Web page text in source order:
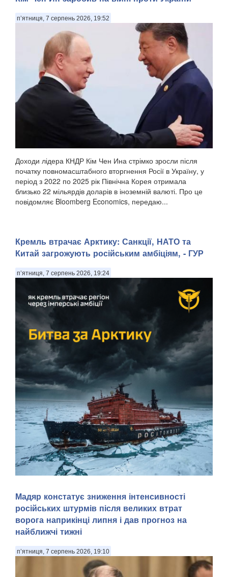
п’ятниця, 7 серпень 2026, 19:52
Доходи лідера КНДР Кім Чен Ина стрімко зросли після
початку повномасштабного вторгнення Росії в Україну, у
період з 2022 по 2025 рік Північна Корея отримала
близько 22 мільярдів доларів в іноземній валюті. Про це
повідомляє Bloomberg Economics, передаю...
Кремль втрачає Арктику: Санкції, НАТО та
Китай загрожують російським амбіціям, - ГУР
п’ятниця, 7 серпень 2026, 19:24
видобутку природних ресурсів. Територія Північного
Льодовитого океану, яка донедавна була вкрита товстими
шарами криги й залишалася важкодоступною для
судноплавства, за прогнозами кліматичних мод...
Мадяр констатує зниження інтенсивності
російських штурмів після великих втрат
ворога наприкінці липня і дав прогноз на
найближчі тижні
п’ятниця, 7 серпень 2026, 19:10